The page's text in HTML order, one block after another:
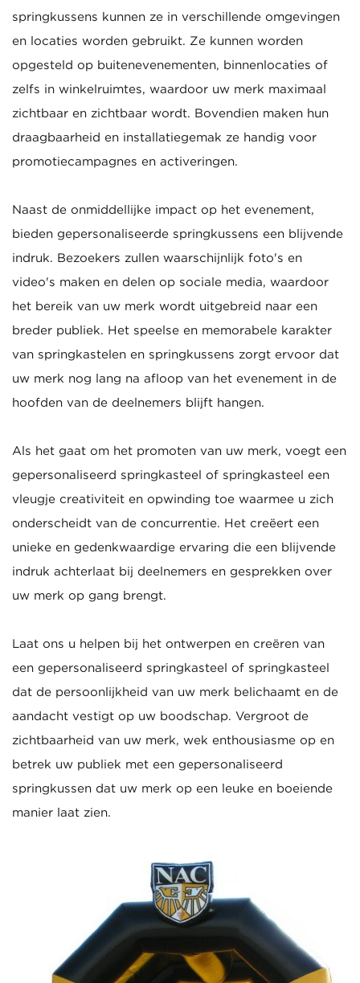
springkussens kunnen ze in verschillende omgevingen
en locaties worden gebruikt. Ze kunnen worden
opgesteld op buitenevenementen, binnenlocaties of
zelfs in winkelruimtes, waardoor uw merk maximaal
zichtbaar en zichtbaar wordt. Bovendien maken hun
draagbaarheid en installatiegemak ze handig voor
promotiecampagnes en activeringen.
Naast de onmiddellijke impact op het evenement,
bieden gepersonaliseerde springkussens een blijvende
indruk. Bezoekers zullen waarschijnlijk foto's en
video's maken en delen op sociale media, waardoor
het bereik van uw merk wordt uitgebreid naar een
breder publiek. Het speelse en memorabele karakter
van springkastelen en springkussens zorgt ervoor dat
uw merk nog lang na afloop van het evenement in de
hoofden van de deelnemers blijft hangen.
Als het gaat om het promoten van uw merk, voegt een
gepersonaliseerd springkasteel of springkasteel een
vleugje creativiteit en opwinding toe waarmee u zich
onderscheidt van de concurrentie. Het creëert een
unieke en gedenkwaardige ervaring die een blijvende
indruk achterlaat bij deelnemers en gesprekken over
uw merk op gang brengt.
Laat ons u helpen bij het ontwerpen en creëren van
een gepersonaliseerd springkasteel of springkasteel
dat de persoonlijkheid van uw merk belichaamt en de
aandacht vestigt op uw boodschap. Vergroot de
zichtbaarheid van uw merk, wek enthousiasme op en
betrek uw publiek met een gepersonaliseerd
springkussen dat uw merk op een leuke en boeiende
manier laat zien.